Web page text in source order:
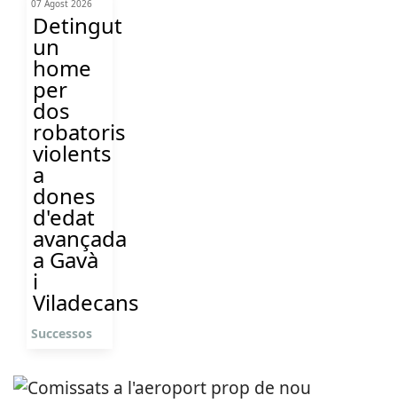
07 Agost 2026
Detingut
un
home
per
dos
robatoris
violents
a
dones
d'edat
avançada
a Gavà
i
Viladecans
Successos